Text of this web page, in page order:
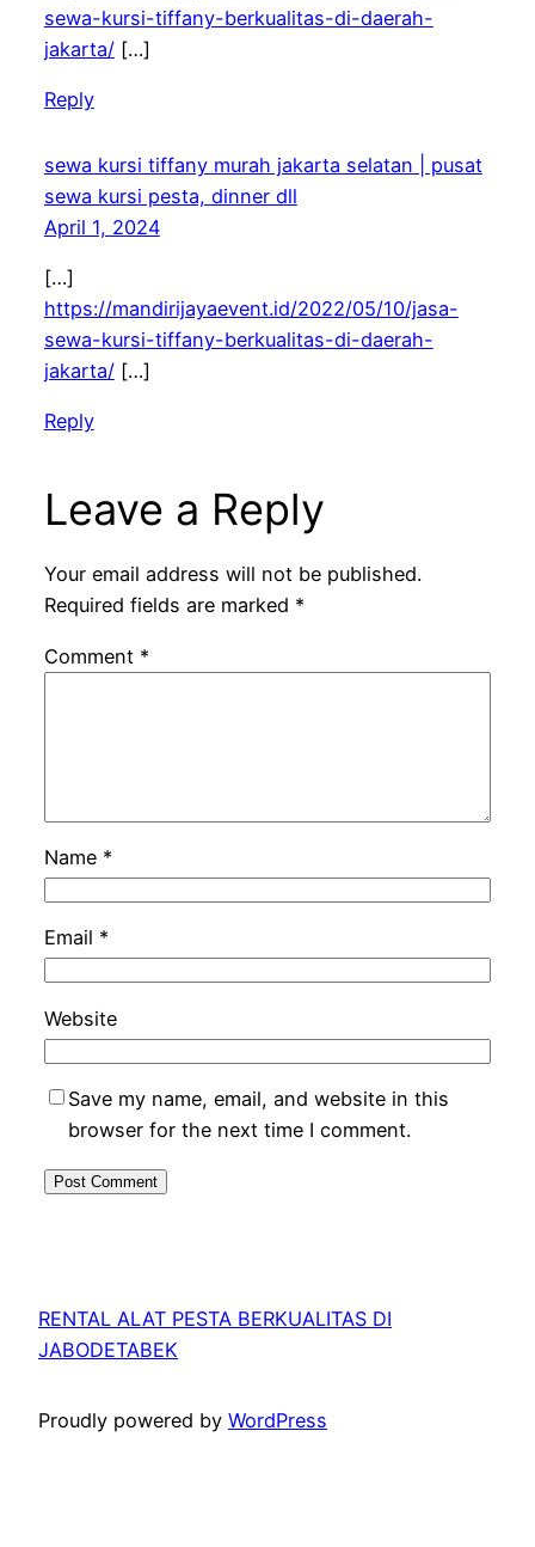
sewa-kursi-tiffany-berkualitas-di-daerah-
jakarta/[…]
Reply
sewa kursi tiffany murah jakarta selatan | pusat
sewa kursi pesta, dinner dll
April 1, 2024
[…]
https://mandirijayaevent.id/2022/05/10/jasa-
sewa-kursi-tiffany-berkualitas-di-daerah-
jakarta/[…]
Reply
Leave a Reply
Your email address will not be published.
Required fields are marked *
Comment *
Name *
Email *
Website
Save my name, email, and website in this
browser for the next time I comment.
RENTAL ALAT PESTA BERKUALITAS DI
JABODETABEK
Proudly powered by WordPress